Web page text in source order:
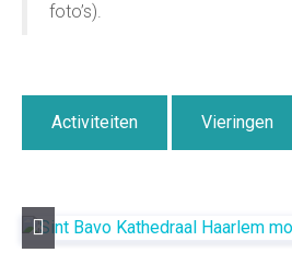
foto’s).
Activiteiten Vieringen